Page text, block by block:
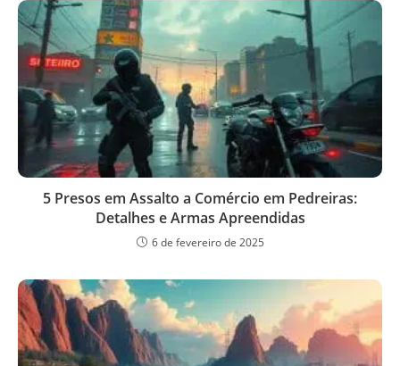
5 Presos em Assalto a Comércio em Pedreiras:
Detalhes e Armas Apreendidas
6 de fevereiro de 2025